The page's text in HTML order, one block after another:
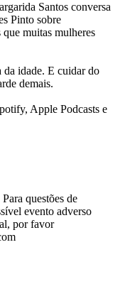
Santos conversa
Pinto sobre
que muitas mulheres
da idade. E cuidar do
demais.​
Apple Podcasts e
questões de
evento adverso
por favor